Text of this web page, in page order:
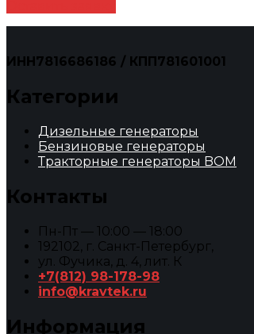
ИНН7816686186 / КПП781601001
Категории
Дизельные генераторы
Бензиновые генераторы
Тракторные генераторы BOM
Контакты
Пн-Пт — 10:00 — 18:00
192102, г. Санкт-Петербург,
ул. Фучика, д. 4, лит. К
+7(812) 98-178-98
info@kravtek.ru
Информация